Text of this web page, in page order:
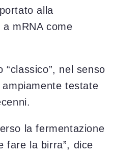
alla
mRNA come
“classico”, nel senso
testate
la fermentazione
fare la birra”, dice